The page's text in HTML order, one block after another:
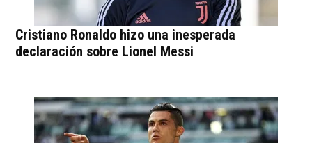
Cristiano Ronaldo hizo una inesperada
declaración sobre Lionel Messi